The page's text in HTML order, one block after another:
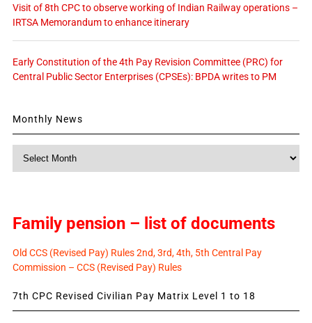
Visit of 8th CPC to observe working of Indian Railway operations –
IRTSA Memorandum to enhance itinerary
Early Constitution of the 4th Pay Revision Committee (PRC) for
Central Public Sector Enterprises (CPSEs): BPDA writes to PM
Monthly News
Family pension – list of documents
Old CCS (Revised Pay) Rules 2nd, 3rd, 4th, 5th Central Pay
Commission – CCS (Revised Pay) Rules
7th CPC Revised Civilian Pay Matrix Level 1 to 18